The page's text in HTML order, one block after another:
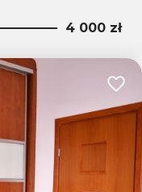
4 000 zł